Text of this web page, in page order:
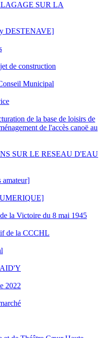
SUR LA
DESTENAVE]
de construction
Municipal
de la base de loisirs de
de l'accès canoë au
SUR LE RESEAU D'EAU
amateur]
la Victoire du 8 mai 1945
de la CCCHL
2022